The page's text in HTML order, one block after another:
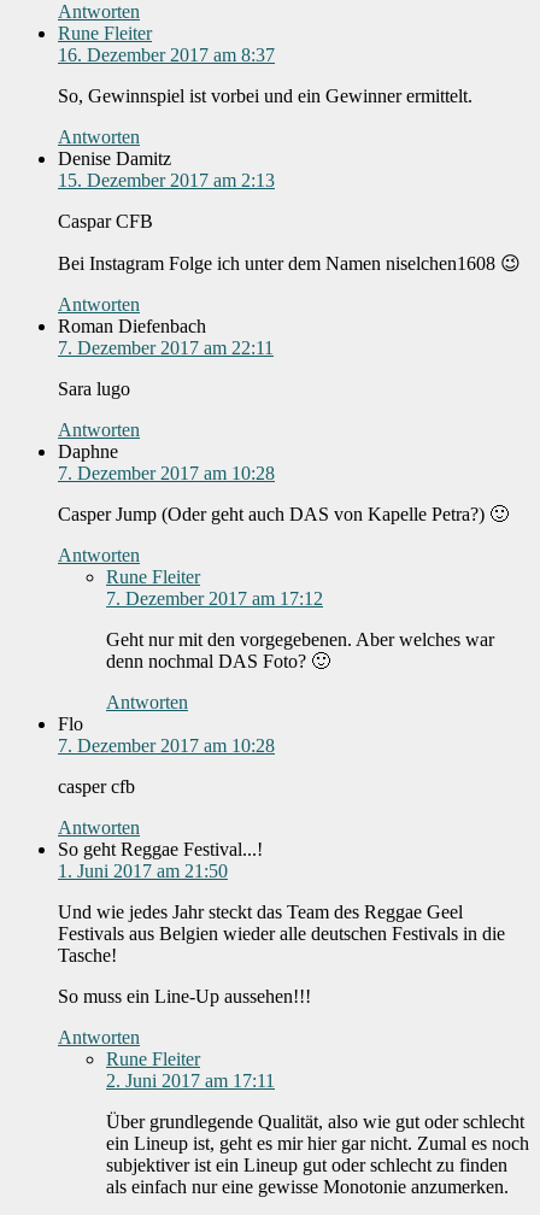
Antworten
Rune Fleiter
16. Dezember 2017 am 8:37
So, Gewinnspiel ist vorbei und ein Gewinner ermittelt.
Antworten
Denise Damitz
15. Dezember 2017 am 2:13
Caspar CFB
Bei Instagram Folge ich unter dem Namen niselchen1608 😉
Antworten
Roman Diefenbach
7. Dezember 2017 am 22:11
Sara lugo
Antworten
Daphne
7. Dezember 2017 am 10:28
Casper Jump (Oder geht auch DAS von Kapelle Petra?) 🙂
Antworten
Rune Fleiter
7. Dezember 2017 am 17:12
Geht nur mit den vorgegebenen. Aber welches war
denn nochmal DAS Foto? 🙂
Antworten
Flo
7. Dezember 2017 am 10:28
casper cfb
Antworten
So geht Reggae Festival...!
1. Juni 2017 am 21:50
Und wie jedes Jahr steckt das Team des Reggae Geel
Festivals aus Belgien wieder alle deutschen Festivals in die
Tasche!
So muss ein Line-Up aussehen!!!
Antworten
Rune Fleiter
2. Juni 2017 am 17:11
Über grundlegende Qualität, also wie gut oder schlecht
ein Lineup ist, geht es mir hier gar nicht. Zumal es noch
subjektiver ist ein Lineup gut oder schlecht zu finden
als einfach nur eine gewisse Monotonie anzumerken.